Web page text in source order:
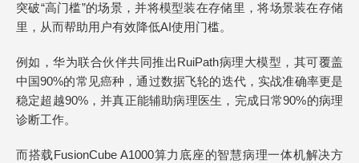
突破“高门槛”的场景，并将模型装在存储里，将场景装在存储
里，从而帮助用户有效降低AI使用门槛。
例如，华为联合伙伴共同推出RuiPath病理大模型，其可覆盖
中国90%的常见癌种，通过数据飞轮的迭代，实战准确率更是
稳定超越90%，并真正能辅助病理医生，完成日常90%的病理
诊断工作。
而搭载FusionCube A1000算力底座的智慧病理一体机解决方